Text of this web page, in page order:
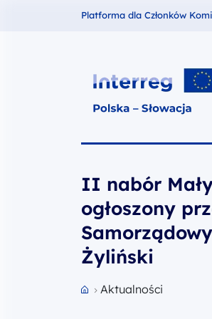
Fundusze dla
Platforma dla Członków
Interreg Polska –
II nabór
ogłoszony
Żyliński
Aktualności